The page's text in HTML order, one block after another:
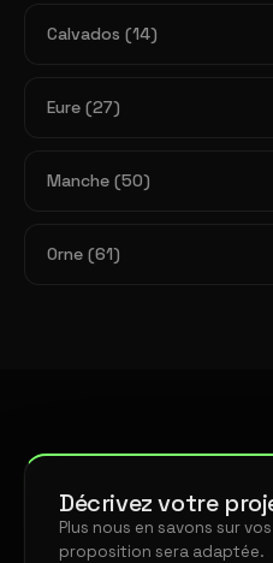
Calvados (14)
Eure (27)
Manche (50)
Orne (61)
Décrivez votre
Plus nous en savons sur
proposition sera adaptée.